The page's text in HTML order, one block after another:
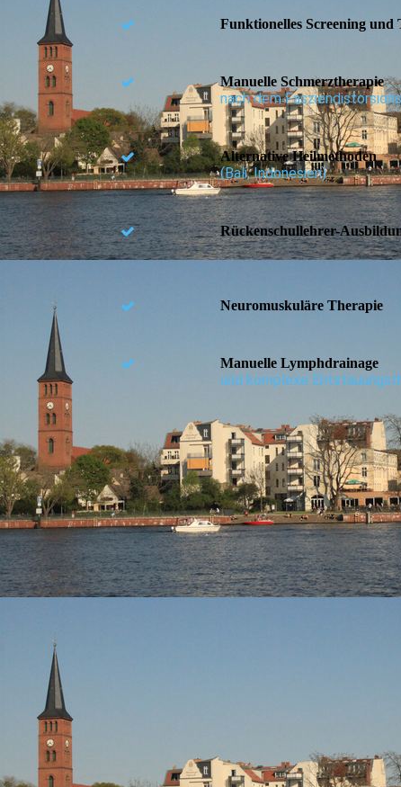
Funktionelles Screening und
Manuelle Schmerztherapie
nach dem
Alternative Heilmethoden
(Bali, Indonesien)
Rückenschullehrer-
Neuromuskuläre Therapie
Manuelle Lymphdrainage
und komplexe